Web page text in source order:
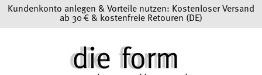
Zum Hauptinhalt springen
Kundenkonto anlegen & Vorteile nutzen: Kostenloser Versand
ab 30 € & kostenfreie Retouren (DE)